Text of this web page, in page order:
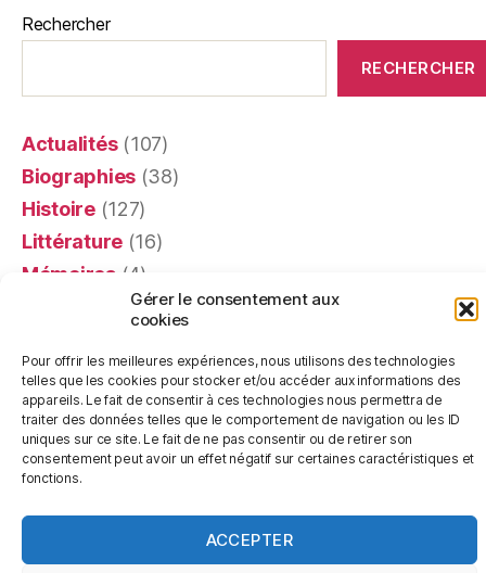
Gérer le consentement aux
cookies
Pour offrir les meilleures expériences, nous utilisons des technologies
telles que les cookies pour stocker et/ou accéder aux informations des
appareils. Le fait de consentir à ces technologies nous permettra de
traiter des données telles que le comportement de navigation ou les ID
uniques sur ce site. Le fait de ne pas consentir ou de retirer son
consentement peut avoir un effet négatif sur certaines caractéristiques et
fonctions.
ACCEPTER
Rechercher
RECHERCHER
Actualités(107)
Biographies (38)
Histoire(127)
Littérature (16)
Mémoires (4)
(24)
Religion(63)
Témoignages(20)
Les Livres de Pierre